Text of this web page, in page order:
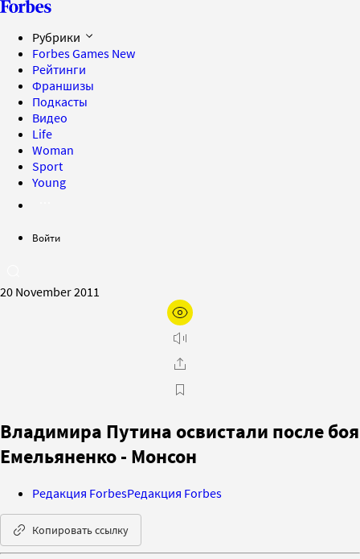
Рубрики
Forbes Games New
Рейтинги
Франшизы
Подкасты
Видео
Life
Woman
Sport
Young
Войти
20 November 2011
Владимира Путина освистали после боя
Емельяненко - Монсон
Редакция ForbesРедакция Forbes
Копировать ссылку